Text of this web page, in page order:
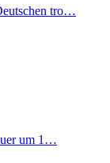
tro…
um 1…